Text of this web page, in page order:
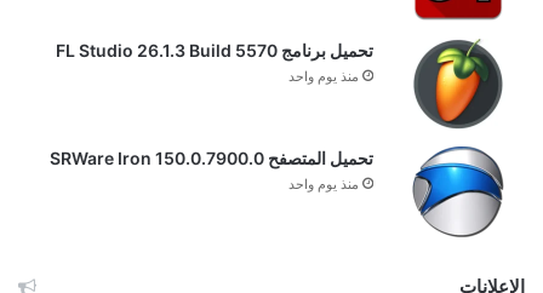
تحميل برنامج FL Studio 26.1.3 Build 5570
منذ يوم واحد
تحميل المتصفح SRWare Iron 150.0.7900.0
منذ يوم واحد
الإعلانات